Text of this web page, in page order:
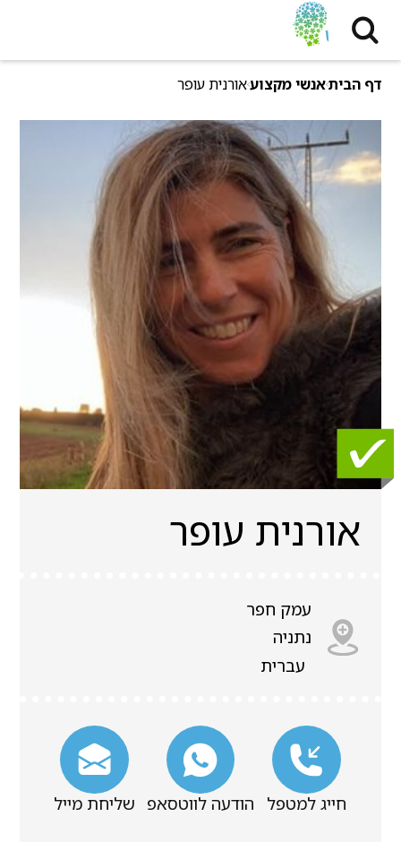
דף הביתאנשי מקצועאורנית עופר
אורנית עופר
עמק חפר
נתניה
עברית
חייג למטפל הודעה לווטסאפ שליחת מייל